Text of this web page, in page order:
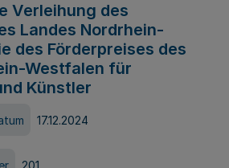
Verleihung des
Landes Nordrhein-
des Förderpreises des
Westfalen für
Künstler
17.12.2024
201